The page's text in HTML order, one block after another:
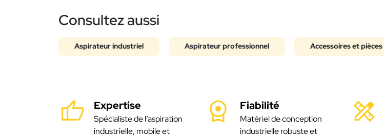
Consultez aussi
Aspirateur industriel Aspirateur professionnel Accessoires et pièces
Expertise
Spécialiste de l’aspiration
industrielle, mobile et
Fiabilité
Matériel de conception
industrielle robuste et